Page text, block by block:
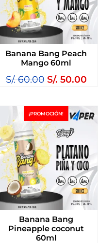
Banana Bang Peach
Mango 60ml
S/.60.00 S/. 50.00
¡PROMOCIÓN!
Banana Bang
Pineapple coconut
60ml